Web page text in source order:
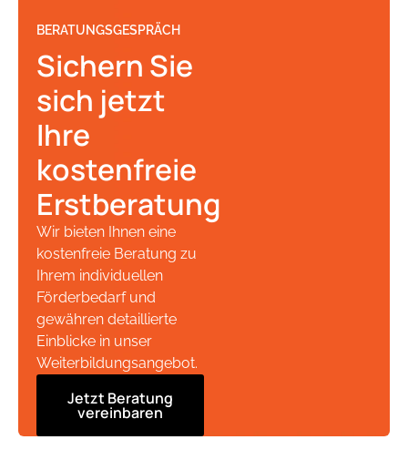
Sichern Sie
sich jetzt
Ihre
kostenfreie
Erstberatung
BERATUNGSGESPRÄCH
Wir bieten Ihnen eine
kostenfreie Beratung zu
Ihrem individuellen
Förderbedarf und
gewähren detaillierte
Einblicke in unser
Weiterbildungsangebot.
Jetzt Beratung
vereinbaren